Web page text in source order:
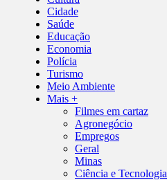
Cidade
Saúde
Educação
Economia
Polícia
Turismo
Meio Ambiente
Mais +
Filmes em cartaz
Agronegócio
Empregos
Geral
Minas
Ciência e Tecnologia